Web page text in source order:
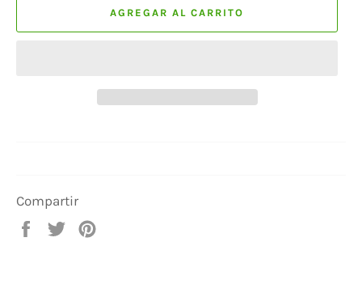
AGREGAR AL CARRITO
Compartir
Compartir
Tuitear